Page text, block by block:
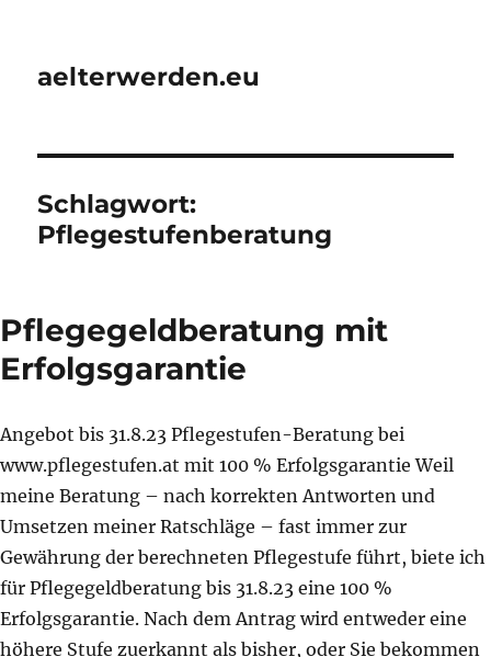
aelterwerden.eu
Schlagwort:
Pflegestufenberatung
Pflegegeldberatung mit
Erfolgsgarantie
Angebot bis 31.8.23 Pflegestufen-Beratung bei
www.pflegestufen.at mit 100 % Erfolgsgarantie Weil
meine Beratung – nach korrekten Antworten und
Umsetzen meiner Ratschläge – fast immer zur
Gewährung der berechneten Pflegestufe führt, biete ich
für Pflegegeldberatung bis 31.8.23 eine 100 %
Erfolgsgarantie. Nach dem Antrag wird entweder eine
höhere Stufe zuerkannt als bisher, oder Sie bekommen